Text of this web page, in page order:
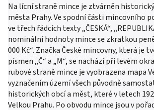
Na lícní straně mince je ztvárněn
města Prahy. Ve spodní části mincovního
ve třech řádcích texty „ČESKÁ“,
nominální hodnoty mince se zkratkou
000 Kč“. Značka České mincovny, která je
písmen „Č“ a „M“, se nachází při levém
rubové straně mince je vyobrazena mapa
vyznačením území všech původně
historických obcí a měst, které v letech
Velkou Prahu. Po obvodu mince jsou v